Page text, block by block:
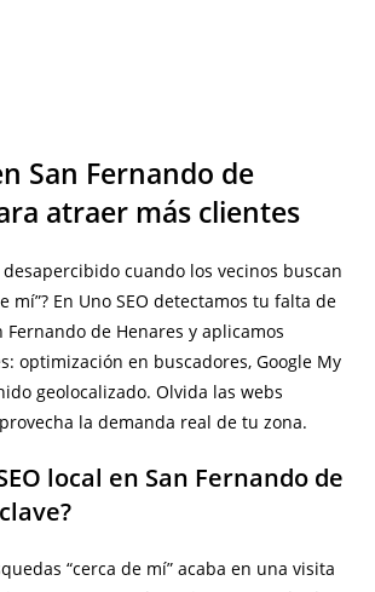
San Fernando de
atraer más clientes
desapercibido cuando los vecinos buscan
mí”? En Uno SEO detectamos tu falta de
de Henares y aplicamos
optimización en buscadores, Google My
geolocalizado. Olvida las webs
la demanda real de tu zona.
local en San Fernando de
“cerca de mí” acaba en una visita